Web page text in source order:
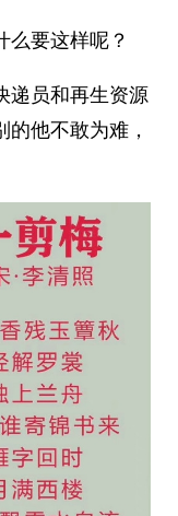
要这样呢？
递员和再生资源
的他不敢为难，